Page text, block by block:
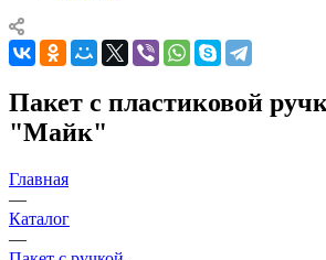
Пакет с пластиковой
"Майк"
Главная
—
Каталог
—